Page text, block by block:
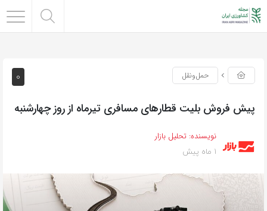
0 حمل‌و‌نقل
پیش فروش بلیت‌ قطارهای مسافری تیرماه از روز چهارشنبه
نویسنده: تحلیل بازار
1 ماه پیش